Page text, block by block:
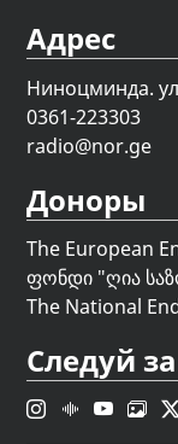
Адрес
Ниноцминда.
0361-223303
radio@nor.ge
Доноры
The European
ფონდი "ღია
The National
Следуй